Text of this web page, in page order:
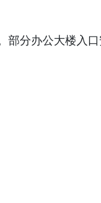
部分办公大楼入